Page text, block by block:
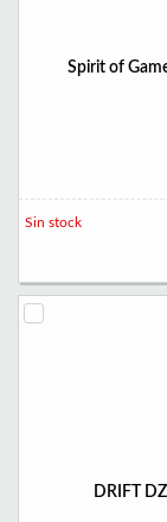
Spirit of
Sin stock
DRIFT